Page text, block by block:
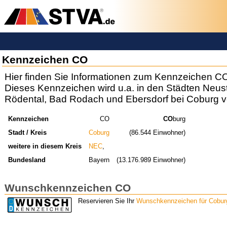
Kennzeichen CO
Hier finden Sie Informationen zum Kennzeichen
Dieses Kennzeichen wird u.a. in den Städten
Rödental, Bad Rodach und Ebersdorf bei Coburg
Kennzeichen CO COburg
Stadt / Kreis
Coburg
(86.544 Einwohner)
weitere in diesem Kreis
NEC,
Bundesland
Bayern (13.176.989 Einwohner)
Wunschkennzeichen CO
Reservieren Sie Ihr Wunschkennzeichen für